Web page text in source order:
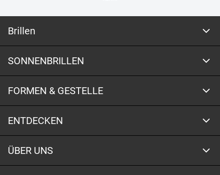
Brillen
SONNENBRILLEN
FORMEN & GESTELLE
ENTDECKEN
ÜBER UNS